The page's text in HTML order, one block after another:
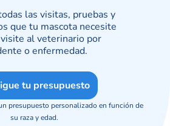
las visitas, pruebas y
que tu mascota necesite
al veterinario por
o enfermedad.
tu presupuesto
presupuesto personalizado en función de
su raza y edad.